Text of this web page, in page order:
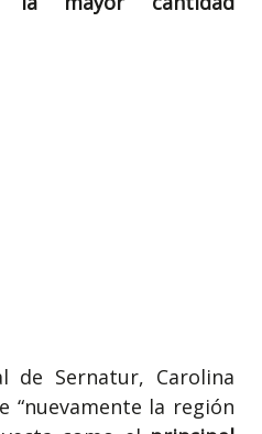
de Sernatur, Carolina
“nuevamente la región